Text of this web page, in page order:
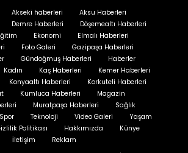
Akseki haberleri
Aksu Haberleri
Demre Haberleri
Döşemealtı Haberleri
Ekonomi
Elmalı Haberleri
Foto Galeri
Gazipaşa Haberleri
Gündoğmuş Haberleri
Haberler
Kadın Kaş Haberleri
Kemer Haberleri
Konyaaltı Haberleri
Korkuteli Haberleri
Kumluca Haberleri
Magazin
Muratpaşa Haberleri
Sağlık
Spor Teknoloji Video Galeri
Yaşam
Politikası Hakkımızda
Künye
İletişim
Reklam